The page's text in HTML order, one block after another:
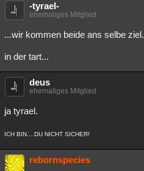
-tyrael-
ehemaliges Mitglied
...wir kommen beide ans selbe ziel.
in der tart...
deus
ehemaliges Mitglied
ja tyrael.
ICH BIN....DU NICHT SICHER!
rebornspecies